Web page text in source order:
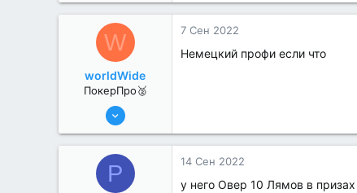
0
W
worldWide
ПокерПро🥈
13 Июн 2022
0
7 Сен 2022
Немецкий профи если что
P 14 Сен 2022
у него Овер 10 Лямов в призах